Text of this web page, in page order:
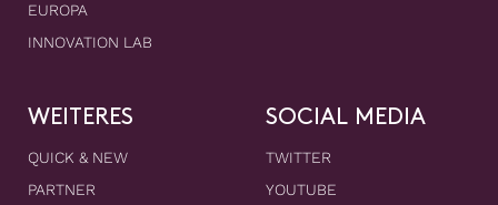
EUROPA
INNOVATION LAB
WEITERES
QUICK & NEW
PARTNER
SOCIAL MEDIA
TWITTER
YOUTUBE